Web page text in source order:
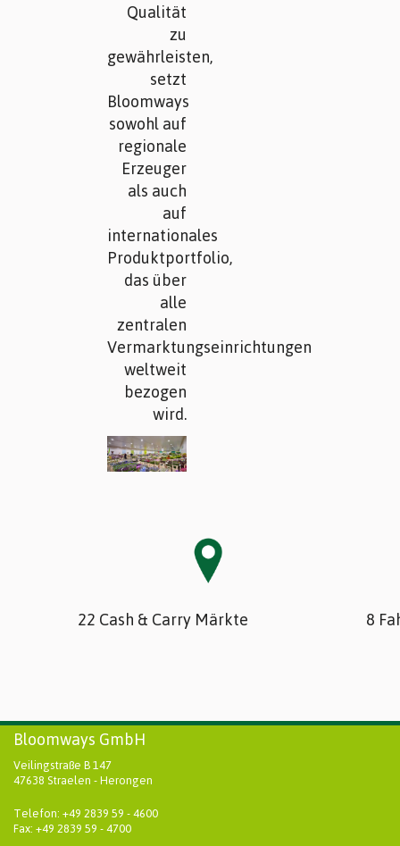
Qualität
zu
gewährleisten,
setzt
Bloomways
sowohl auf
regionale
Erzeuger
als auch
auf
internationales
Produktportfolio,
das über
alle
zentralen
Vermarktungseinrichtungen
weltweit
bezogen
wird.
22 Cash & Carry Märkte 8
Bloomways GmbH
Veilingstraße B 147
47638 Straelen - Herongen
Telefon: +49 2839 59 - 4600
Fax: +49 2839 59 - 4700